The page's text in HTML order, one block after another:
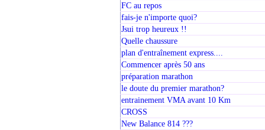
FC au repos
fais-je n'importe quoi?
Jsui trop heureux !!
Quelle chaussure
plan d'entraînement express....
Commencer après 50 ans
préparation marathon
le doute du premier marathon?
entrainement VMA avant 10 Km
CROSS
New Balance 814 ???